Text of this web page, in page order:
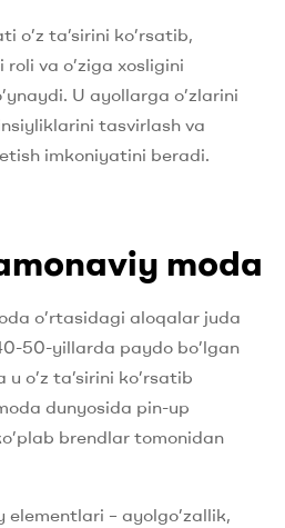
o’z ta’sirini ko’rsatib,
va o’ziga xosligini
U ayollarga o’zlarini
tasvirlash va
imkoniyatini beradi.
moda
o’rtasidagi aloqalar juda
50-yillarda paydo bo’lgan
o’z ta’sirini ko’rsatib
dunyosida pin-up
brendlar tomonidan
elementlari – ayolgo’zallik,